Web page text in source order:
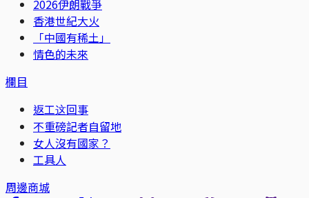
2026伊朗戰爭
香港世紀大火
「中國有稀土」
情色的未來
欄目
返工这回事
不重磅記者自留地
女人沒有國家？
工具人
周邊商城